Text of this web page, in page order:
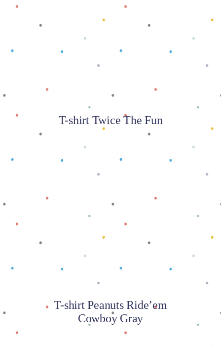
Baca selengkapnya
T-shirt Twice The Fun
Baca selengkapnya
T-shirt Peanuts Ride’em
Cowboy Gray